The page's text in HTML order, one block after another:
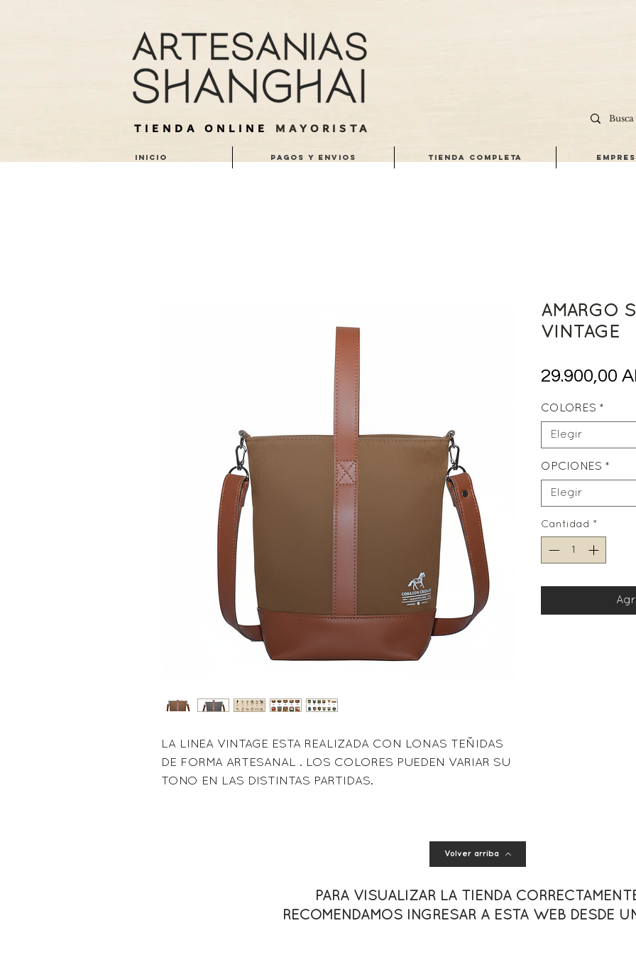
TIENDA ONLINE MAYORISTA
INICIO PAGOS Y ENVIOS TIENDA COMPLETA
LA LINEA VINTAGE ESTA REALIZADA CON LONAS TEÑIDAS
DE FORMA ARTESANAL . LOS COLORES PUEDEN VARIAR SU
TONO EN LAS DISTINTAS PARTIDAS.
AMARGO
VINTAGE
29.900,00
COLORES *
Elegir
OPCIONES *
Elegir
Cantidad *
Volver arriba
PARA VISUALIZAR LA TIENDA
RECOMENDAMOS INGRESAR A ESTA WEB DESDE